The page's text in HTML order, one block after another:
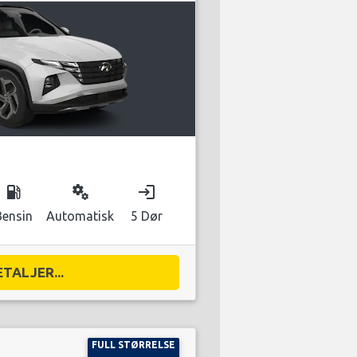
local_gas_station miscellaneous_services
Automatisk
login
5 Dør
FULL STØRRELSE